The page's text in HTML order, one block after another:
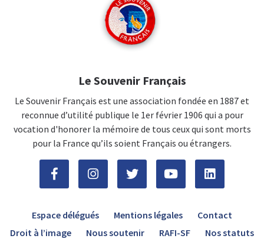
Le Souvenir Français
Le Souvenir Français est une association fondée en 1887 et
reconnue d’utilité publique le 1er février 1906 qui a pour
vocation d'honorer la mémoire de tous ceux qui sont morts
pour la France qu’ils soient Français ou étrangers.
Espace délégués Mentions légales
Contact
Droit à l’image
Nous soutenir RAFI-SF Nos statuts